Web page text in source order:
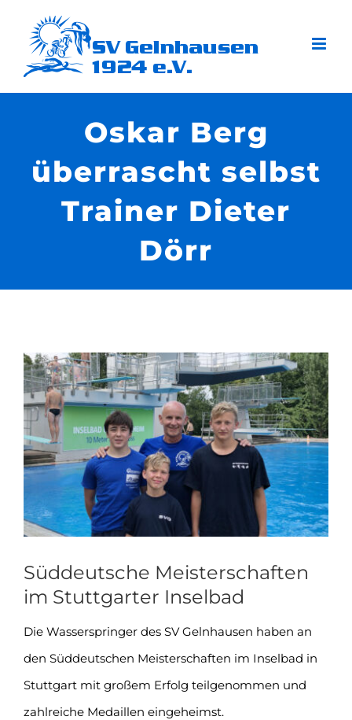
Inhalt
springen
Oskar Berg
überrascht selbst
Trainer Dieter
Dörr
Zeige
grösseres
Bild
Süddeutsche Meisterschaften
im Stuttgarter Inselbad
Die Wasserspringer des SV Gelnhausen haben an
den Süddeutschen Meisterschaften im Inselbad in
Stuttgart mit großem Erfolg teilgenommen und
zahlreiche Medaillen eingeheimst.